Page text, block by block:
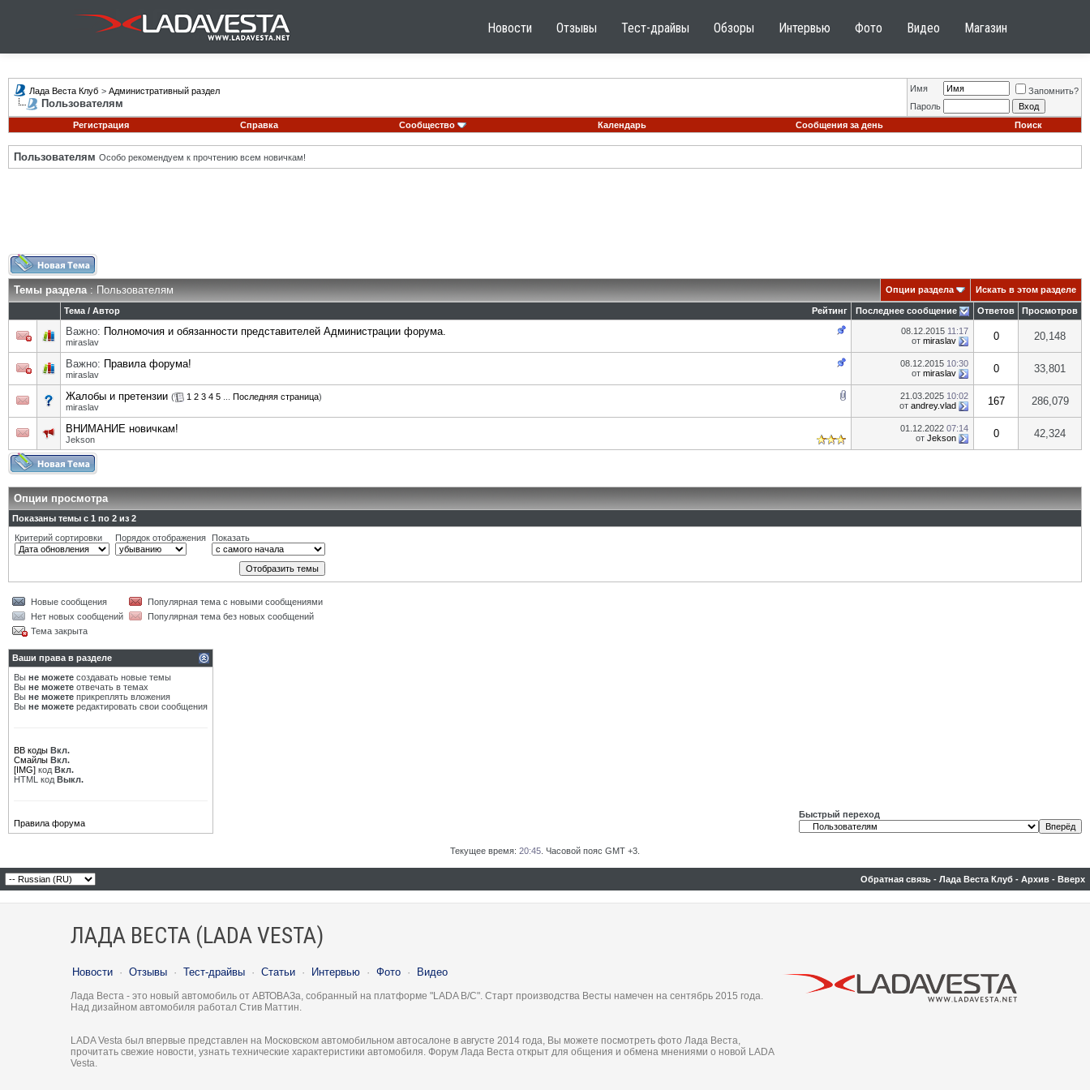
Новости Отзывы Тест-драйвы Обзоры Интервью Фото Видео Магазин
Лада Веста Клуб > Административный раздел
Пользователям
Имя
Запомнить?
Пароль
Регистрация
Справка Сообщество Календарь Сообщения за день Поиск
Пользователям Особо рекомендуем к прочтению всем новичкам!
Темы раздела: Пользователям Опции раздела Искать в этом разделе
Рейтинг
Тема / Автор Последнее сообщение Ответов Просмотров
Важно: Полномочия и обязанности представителей Администрации форума.
miraslav
08.12.2015 11:17
от miraslav 0 20,148
Важно: Правила форума!
miraslav
08.12.2015 10:30
от miraslav 0 33,801
Жалобы и претензии ( 1 2 3 4 5 Последняя страница)
miraslav
21.03.2025 10:02
от andrey.vlad 167 286,079
ВНИМАНИЕ новичкам!
Jekson
01.12.2022 07:14
от Jekson 0 42,324
Опции просмотра
Показаны темы с 1 по 2 из 2
Критерий сортировки
Порядок отображения Показать
Новые сообщения
Популярная тема с новыми сообщениями
Нет новых сообщений
Популярная тема без новых сообщений
Тема закрыта
Ваши права в разделе
Вы не можете создавать новые темы
Вы не можете отвечать в темах
Вы не можете прикреплять вложения
Вы не можете редактировать свои сообщения
BB коды Вкл.
Смайлы Вкл.
[IMG] код Вкл.
HTML код Выкл.
Правила форума
Быстрый переход
Текущее время: 20:45 . Часовой пояс GMT +3.
Обратная связь - Лада Веста Клуб - Архив - Вверх
ЛАДА ВЕСТА (LADA VESTA)
Новости · Отзывы · Тест-драйвы · Статьи · Интервью · Фото · Видео
Лада Веста - это новый автомобиль от АВТОВАЗа, собранный на платформе "LADA B/C". Старт производства Весты намечен на сентябрь 2015 года.
Над дизайном автомобиля работал Стив Маттин.
LADA Vesta был впервые представлен на Московском автомобильном автосалоне в августе 2014 года, Вы можете посмотреть фото Лада Веста,
прочитать свежие новости, узнать технические характеристики автомобиля. Форум Лада Веста открыт для общения и обмена мнениями о новой LADA
Vesta.